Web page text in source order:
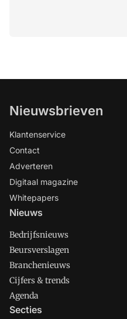
Nieuwsbrieven
Klantenservice
Contact
Adverteren
Digitaal magazine
Whitepapers
Nieuws
Bedrijfsnieuws
Beursverslagen
Branchenieuws
Cijfers & trends
Agenda
Secties